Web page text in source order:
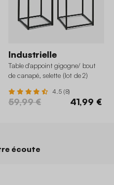
Industrielle
Table d'appoint gigogne/ bout
de canapé, selette (lot de 2)
4.5 (8)
59,99 € 41,99 €
écoute